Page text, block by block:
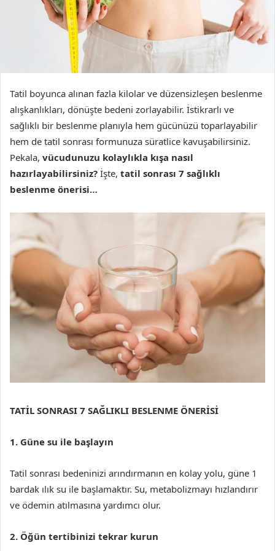
Tatil boyunca alınan fazla kilolar ve düzensizleşen beslenme
alışkanlıkları, dönüşte bedeni zorlayabilir. İstikrarlı ve
sağlıklı bir beslenme planıyla hem gücünüzü toparlayabilir
hem de tatil sonrası formunuza süratlice kavuşabilirsiniz.
Pekala, vücudunuzu kolaylıkla kışa nasıl
hazırlayabilirsiniz? İşte, tatil sonrası 7 sağlıklı
beslenme önerisi…
TATİL SONRASI 7 SAĞLIKLI BESLENME ÖNERİSİ
1. Güne su ile başlayın
Tatil sonrası bedeninizi arındırmanın en kolay yolu, güne 1
bardak ılık su ile başlamaktır. Su, metabolizmayı hızlandırır
ve ödemin atılmasına yardımcı olur.
2. Öğün tertibinizi tekrar kurun